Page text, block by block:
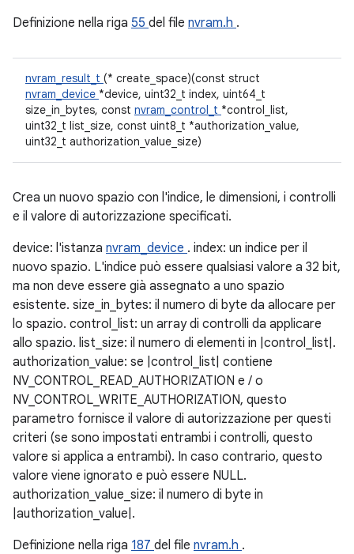
Definizione nella riga 55 del file nvram.h .
nvram_result_t (* create_space)(const struct
nvram_device *device, uint32_t index, uint64_t
size_in_bytes, const nvram_control_t *control_list,
uint32_t list_size, const uint8_t *authorization_value,
uint32_t authorization_value_size)
Crea un nuovo spazio con l'indice, le dimensioni, i controlli
e il valore di autorizzazione specificati.
device: l'istanza nvram_device . index: un indice per il
nuovo spazio. L'indice può essere qualsiasi valore a 32 bit,
ma non deve essere già assegnato a uno spazio
esistente. size_in_bytes: il numero di byte da allocare per
lo spazio. control_list: un array di controlli da applicare
allo spazio. list_size: il numero di elementi in |control_list|.
authorization_value: se |control_list| contiene
NV_CONTROL_READ_AUTHORIZATION e / o
NV_CONTROL_WRITE_AUTHORIZATION, questo
parametro fornisce il valore di autorizzazione per questi
criteri (se sono impostati entrambi i controlli, questo
valore si applica a entrambi). In caso contrario, questo
valore viene ignorato e può essere NULL.
authorization_value_size: il numero di byte in
|authorization_value|.
Definizione nella riga 187 del file nvram.h .